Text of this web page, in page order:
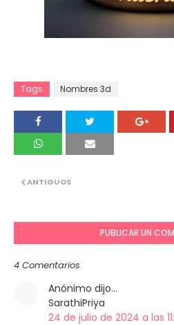
Tags Nombres 3d
ANTIGUOS
PUBLICAR UN
4 Comentarios
Anónimo dijo…
SarathiPriya
24 de julio de 2024 a las